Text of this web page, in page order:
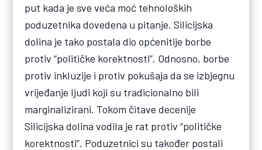
put kada je sve veća moć tehnoloških
poduzetnika dovedena u pitanje. Silicijska
dolina je tako postala dio općenitije borbe
protiv “političke korektnosti”. Odnosno, borbe
protiv inkluzije i protiv pokušaja da se izbjegnu
vrijeđanje ljudi koji su tradicionalno bili
marginalizirani. Tokom čitave decenije
Silicijska dolina vodila je rat protiv “političke
korektnosti”. Poduzetnici su također postali